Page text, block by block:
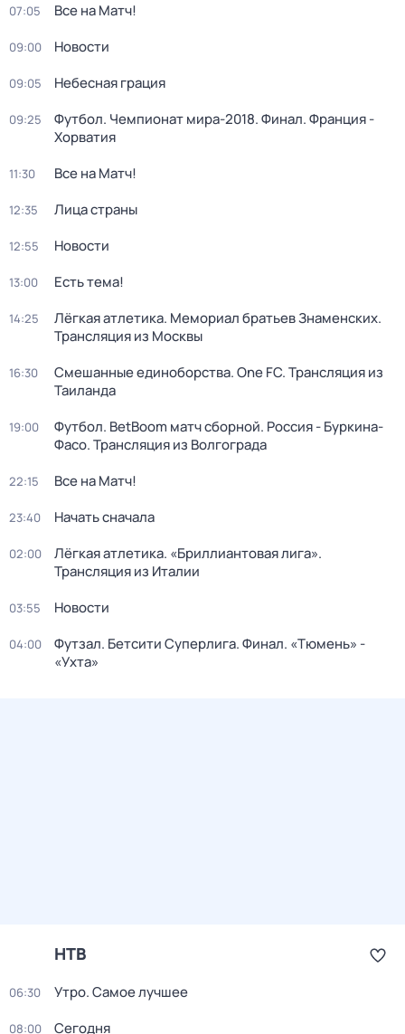
07:05 Все на Матч!
09:00 Новости
09:05 Небесная грация
09:25
Футбол. Чемпионат мира-2018. Финал. Франция -
Хорватия
11:30 Все на Матч!
12:35 Лица страны
12:55 Новости
13:00 Есть тема!
14:25
Лёгкая атлетика. Мемориал братьев Знаменских.
Трансляция из Москвы
16:30
Смешанные единоборства. One FC. Трансляция из
Таиланда
19:00
Футбол. BetBoom матч сборной. Россия - Буркина-
Фасо. Трансляция из Волгограда
22:15 Все на Матч!
23:40 Начать сначала
02:00
Лёгкая атлетика. «Бриллиантовая лига».
Трансляция из Италии
03:55 Новости
04:00
Футзал. Бетсити Суперлига. Финал. «Тюмень» -
«Ухта»
НТВ
06:30 Утро. Самое лучшее
08:00 Сегодня